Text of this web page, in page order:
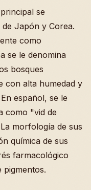
se
Japón y Corea.
como
se le denomina
bosques
con alta humedad y
español, se le
como "vid de
morfología de sus
química de sus
farmacológico
pigmentos.